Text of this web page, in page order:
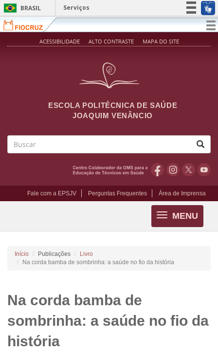
Pular para o conteúdo principal
BRASIL
Serviços
Simplifique!
Participe
ACESSIBILIDADE ALTO CONTRASTE MAPA DO SITE
ESCOLA POLITÉCNICA DE SAÚDE
JOAQUIM VENÂNCIO
Fale com a EPSJV Perguntas Frequentes Área de Imprensa
MENU
Toggle
navigation
Início Publicações
Livro
Na corda bamba de sombrinha: a saúde no fio da história
Na corda bamba de
sombrinha: a saúde no fio da
história